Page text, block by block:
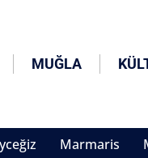
MUĞLA
Marmaris